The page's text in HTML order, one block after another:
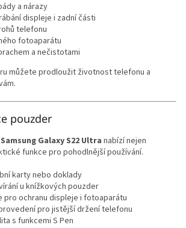
a nárazy
displeje i zadní části
telefonu
fotoaparátu
a nečistotami
můžete prodloužit životnost telefonu a
pouzder
Galaxy S22 Ultra nabízí nejen
funkce pro pohodlnější používání.
karty nebo doklady
u knížkových pouzder
pro ochranu displeje i fotoaparátu
pro jistější držení telefonu
s funkcemi S Pen